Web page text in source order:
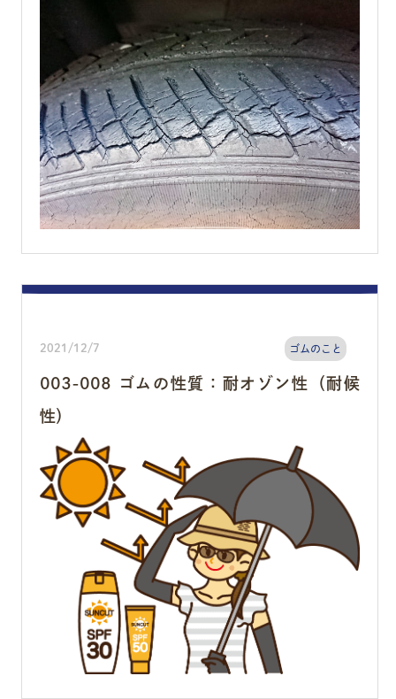
2021/12/7 ゴムのこと
003-008 ゴムの性質：耐オゾン性（耐候
性）